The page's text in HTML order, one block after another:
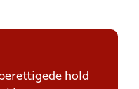
hold